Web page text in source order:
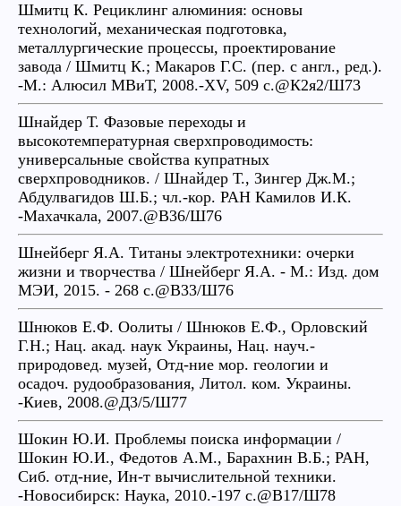
Шмитц К. Рециклинг алюминия: основы
технологий, механическая подготовка,
металлургические процессы, проектирование
завода / Шмитц К.; Макаров Г.С. (пер. с англ., ред.).
-М.: Алюсил МВиТ, 2008.-XV, 509 с.@К2я2/Ш73
Шнайдер Т. Фазовые переходы и
высокотемпературная сверхпроводимость:
универсальные свойства купратных
сверхпроводников. / Шнайдер Т., Зингер Дж.М.;
Абдулвагидов Ш.Б.; чл.-кор. РАН Камилов И.К.
-Махачкала, 2007.@В36/Ш76
Шнейберг Я.А. Титаны электротехники: очерки
жизни и творчества / Шнейберг Я.А. - М.: Изд. дом
МЭИ, 2015. - 268 с.@В33/Ш76
Шнюков Е.Ф. Оолиты / Шнюков Е.Ф., Орловский
Г.Н.; Нац. акад. наук Украины, Нац. науч.-
природовед. музей, Отд-ние мор. геологии и
осадоч. рудообразования, Литол. ком. Украины.
-Киев, 2008.@Д3/5/Ш77
Шокин Ю.И. Проблемы поиска информации /
Шокин Ю.И., Федотов А.М., Барахнин В.Б.; РАН,
Сиб. отд-ние, Ин-т вычислительной техники.
-Новосибирск: Наука, 2010.-197 с.@В17/Ш78